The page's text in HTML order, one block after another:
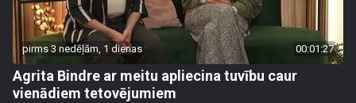
pirms 3 nedēļām, 1 dienas 00:01:27
Agrita Bindre ar meitu apliecina tuvību caur
vienādiem tetovējumiem